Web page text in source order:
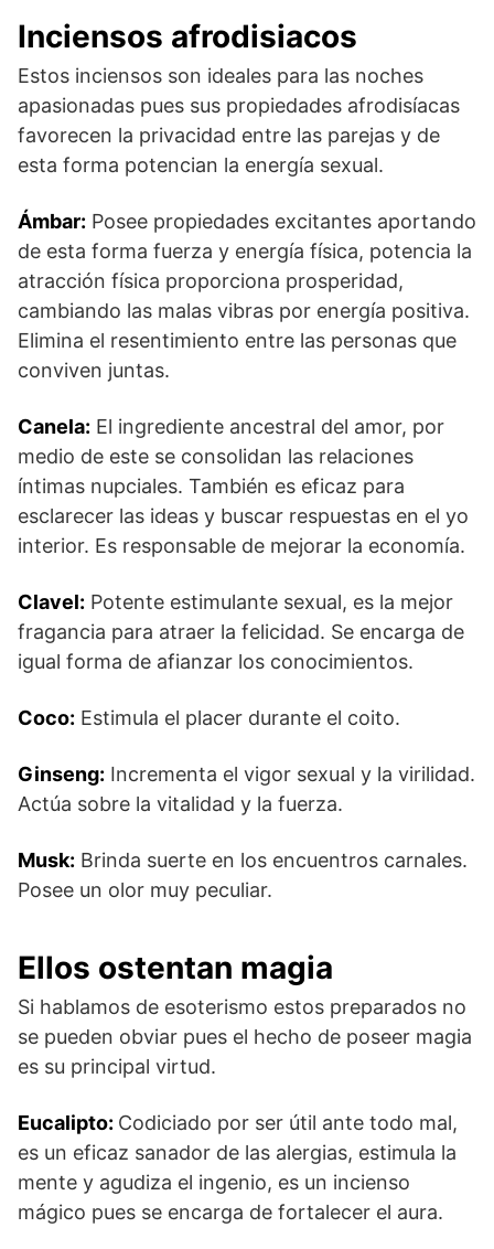
Inciensos afrodisiacos
Estos inciensos son ideales para las noches
apasionadas pues sus propiedades afrodisíacas
favorecen la privacidad entre las parejas y de
esta forma potencian la energía sexual.
Ámbar: Posee propiedades excitantes aportando
de esta forma fuerza y energía física, potencia la
atracción física proporciona prosperidad,
cambiando las malas vibras por energía positiva.
Elimina el resentimiento entre las personas que
conviven juntas.
Canela: El ingrediente ancestral del amor, por
medio de este se consolidan las relaciones
íntimas nupciales. También es eficaz para
esclarecer las ideas y buscar respuestas en el yo
interior. Es responsable de mejorar la economía.
Clavel: Potente estimulante sexual, es la mejor
fragancia para atraer la felicidad. Se encarga de
igual forma de afianzar los conocimientos.
Coco: Estimula el placer durante el coito.
Ginseng: Incrementa el vigor sexual y la virilidad.
Actúa sobre la vitalidad y la fuerza.
Musk: Brinda suerte en los encuentros carnales.
Posee un olor muy peculiar.
Ellos ostentan magia
Si hablamos de esoterismo estos preparados no
se pueden obviar pues el hecho de poseer magia
es su principal virtud.
Eucalipto: Codiciado por ser útil ante todo mal,
es un eficaz sanador de las alergias, estimula la
mente y agudiza el ingenio, es un incienso
mágico pues se encarga de fortalecer el aura.